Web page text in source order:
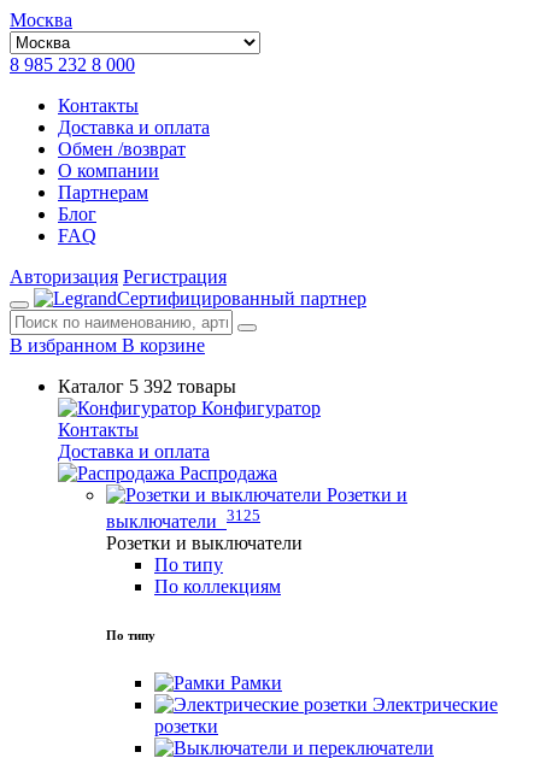
Москва
8 985 232 8 000
Контакты
Доставка и оплата
Обмен /возврат
О компании
Партнерам
Блог
FAQ
Авторизация Регистрация
Сертифицированный партнер
В избранном В корзине
Каталог 5 392 товары
Конфигуратор
Контакты
Доставка и оплата
Распродажа
Розетки и
выключатели 3125
Розетки и выключатели
По типу
По коллекциям
По типу
Рамки
Электрические
розетки